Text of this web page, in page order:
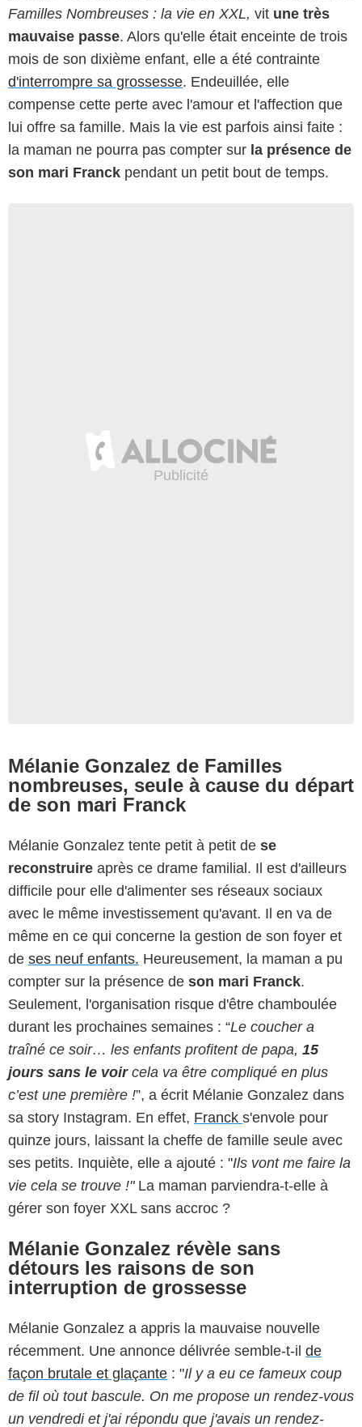
Familles Nombreuses : la vie en XXL, vit une très
mauvaise passe. Alors qu'elle était enceinte de trois
mois de son dixième enfant, elle a été contrainte
d'interrompre sa grossesse. Endeuillée, elle
compense cette perte avec l'amour et l'affection que
lui offre sa famille. Mais la vie est parfois ainsi faite :
la maman ne pourra pas compter sur la présence de
son mari Franck pendant un petit bout de temps.
Mélanie Gonzalez de Familles
nombreuses, seule à cause du départ
de son mari Franck
Mélanie Gonzalez tente petit à petit de se
reconstruire après ce drame familial. Il est d'ailleurs
difficile pour elle d'alimenter ses réseaux sociaux
avec le même investissement qu'avant. Il en va de
même en ce qui concerne la gestion de son foyer et
de ses neuf enfants. Heureusement, la maman a pu
compter sur la présence de son mari Franck.
Seulement, l'organisation risque d'être chamboulée
durant les prochaines semaines : “Le coucher a
traîné ce soir… les enfants profitent de papa, 15
jours sans le voir cela va être compliqué en plus
c’est une première !”, a écrit Mélanie Gonzalez dans
sa story Instagram. En effet, Franck s'envole pour
quinze jours, laissant la cheffe de famille seule avec
ses petits. Inquiète, elle a ajouté : "Ils vont me faire la
vie cela se trouve !" La maman parviendra-t-elle à
gérer son foyer XXL sans accroc ?
Mélanie Gonzalez révèle sans
détours les raisons de son
interruption de grossesse
Mélanie Gonzalez a appris la mauvaise nouvelle
récemment. Une annonce délivrée semble-t-il de
façon brutale et glaçante : "Il y a eu ce fameux coup
de fil où tout bascule. On me propose un rendez-vous
un vendredi et j'ai répondu que j'avais un rendez-